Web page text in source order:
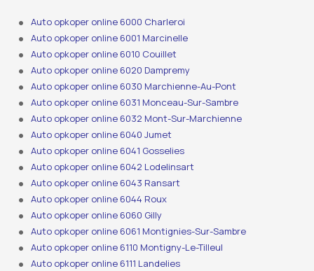
Auto opkoper online 6000 Charleroi
Auto opkoper online 6001 Marcinelle
Auto opkoper online 6010 Couillet
Auto opkoper online 6020 Dampremy
Auto opkoper online 6030 Marchienne-Au-Pont
Auto opkoper online 6031 Monceau-Sur-Sambre
Auto opkoper online 6032 Mont-Sur-Marchienne
Auto opkoper online 6040 Jumet
Auto opkoper online 6041 Gosselies
Auto opkoper online 6042 Lodelinsart
Auto opkoper online 6043 Ransart
Auto opkoper online 6044 Roux
Auto opkoper online 6060 Gilly
Auto opkoper online 6061 Montignies-Sur-Sambre
Auto opkoper online 6110 Montigny-Le-Tilleul
Auto opkoper online 6111 Landelies